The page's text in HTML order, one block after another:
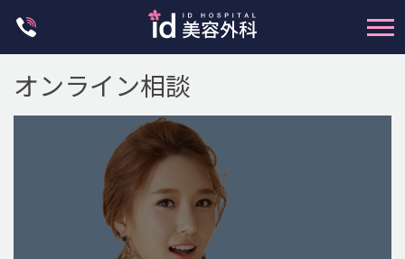
オンライン相談